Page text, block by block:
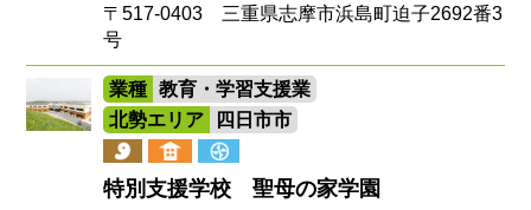
〒517-0403 三重県志摩市浜島町迫子2692番3
号
業種
教育・学習支援業
北勢エリア
四日市市
特別支援学校 聖母の家学園